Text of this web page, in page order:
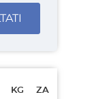
KG ZA